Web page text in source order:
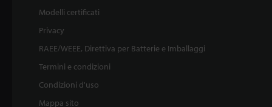
Modelli certificati
Privacy
RAEE/WEEE, Direttiva per Batterie e Imballaggi
Termini e condizioni
Condizioni d'uso
Mappa sito